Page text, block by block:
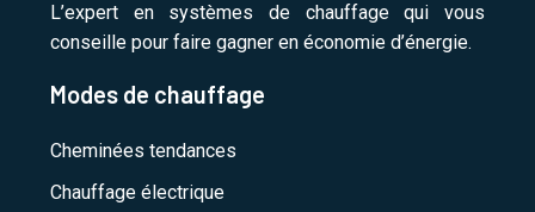
L’expert en systèmes de chauffage qui vous
conseille pour faire gagner en économie d’énergie.
Modes de chauffage
Cheminées tendances
Chauffage électrique